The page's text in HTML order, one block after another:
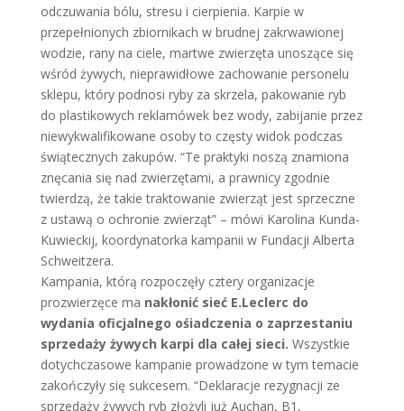
odczuwania bólu, stresu i cierpienia. Karpie w
przepełnionych zbiornikach w brudnej zakrwawionej
wodzie, rany na ciele, martwe zwierzęta unoszące się
wśród żywych, nieprawidłowe zachowanie personelu
sklepu, który podnosi ryby za skrzela, pakowanie ryb
do plastikowych reklamówek bez wody, zabijanie przez
niewykwalifikowane osoby to częsty widok podczas
świątecznych zakupów. “Te praktyki noszą znamiona
znęcania się nad zwierzętami, a prawnicy zgodnie
twierdzą, że takie traktowanie zwierząt jest sprzeczne
z ustawą o ochronie zwierząt” – mówi Karolina Kunda-
Kuwieckij, koordynatorka kampanii w Fundacji Alberta
Schweitzera.
Kampania, którą rozpoczęły cztery organizacje
prozwierzęce ma nakłonić sieć E.Leclerc do
wydania oficjalnego ośiadczenia o zaprzestaniu
sprzedaży żywych karpi dla całej sieci. Wszystkie
dotychczasowe kampanie prowadzone w tym temacie
zakończyły się sukcesem. “Deklaracje rezygnacji ze
sprzedaży żywych ryb złożyli już Auchan, B1,